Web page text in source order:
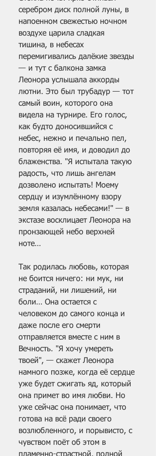
серебром диск полной луны, в
напоенном свежестью ночном
воздухе царила сладкая
тишина, в небесах
перемигивались далёкие звезды
— и тут с балкона замка
Леонора услышала аккорды
лютни. Это был трубадур — тот
самый воин, которого она
видела на турнире. Его голос,
как будто доносившийся с
небес, нежно и печально пел,
повторяя её имя, и доводил до
блаженства. "Я испытала такую
радость, что лишь ангелам
дозволено испытать! Моему
сердцу и изумлённому взору
земля казалась небесами!" — в
экстазе восклицает Леонора на
пронзающей небо верхней
ноте…
Так родилась любовь, которая
не боится ничего: ни мук, ни
страданий, ни лишений, ни
боли… Она остается с
человеком до самого конца и
даже после его смерти
отправляется вместе с ним в
Вечность. "Я хочу умереть
твоей", — скажет Леонора
намного позже, когда её сердце
уже будет сжигать яд, который
она примет во имя любви. Но
уже сейчас она понимает, что
готова на всё ради своего
возлюбленного, и порывисто, с
чувством поёт об этом в
пламенно-страстной, полной